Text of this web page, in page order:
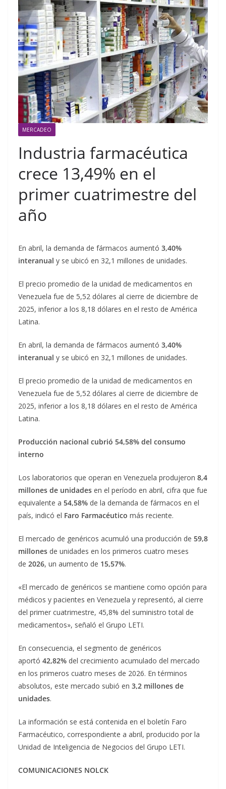
MERCADEO
Industria farmacéutica
crece 13,49% en el
primer cuatrimestre del
año
En abril, la demanda de fármacos aumentó 3,40%
interanual y se ubicó en 32,1 millones de unidades.
El precio promedio de la unidad de medicamentos en
Venezuela fue de 5,52 dólares al cierre de diciembre de
2025, inferior a los 8,18 dólares en el resto de América
Latina.
En abril, la demanda de fármacos aumentó 3,40%
interanual y se ubicó en 32,1 millones de unidades.
El precio promedio de la unidad de medicamentos en
Venezuela fue de 5,52 dólares al cierre de diciembre de
2025, inferior a los 8,18 dólares en el resto de América
Latina.
Producción nacional cubrió 54,58% del consumo
interno
Los laboratorios que operan en Venezuela produjeron 8,4
millones de unidades en el período en abril, cifra que fue
equivalente a 54,58% de la demanda de fármacos en el
país, indicó el Faro Farmacéutico más reciente.
El mercado de genéricos acumuló una producción de 59,8
millones de unidades en los primeros cuatro meses
de 2026, un aumento de 15,57%.
«El mercado de genéricos se mantiene como opción para
médicos y pacientes en Venezuela y representó, al cierre
del primer cuatrimestre, 45,8% del suministro total de
medicamentos», señaló el Grupo LETI.
En consecuencia, el segmento de genéricos
aportó 42,82% del crecimiento acumulado del mercado
en los primeros cuatro meses de 2026. En términos
absolutos, este mercado subió en 3,2 millones de
unidades.
La información se está contenida en el boletín Faro
Farmacéutico, correspondiente a abril, producido por la
Unidad de Inteligencia de Negocios del Grupo LETI.
COMUNICACIONES NOLCK